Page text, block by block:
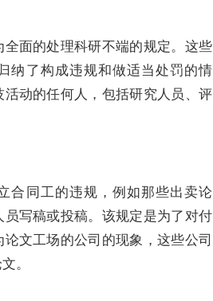
面的处理科研不端的规定。这些
纳了构成违规和做适当处罚的情
动的任何人，包括研究人员、评
合同工的违规，例如那些出卖论
写稿或投稿。该规定是为了对付
文工场的公司的现象，这些公司
。